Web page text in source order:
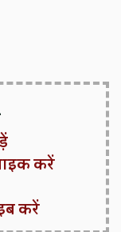
करें
करें